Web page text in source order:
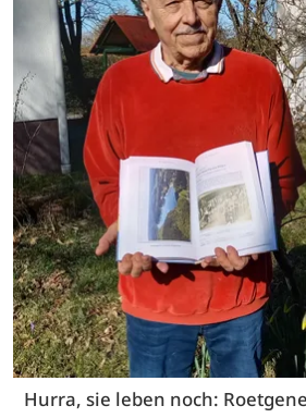
Hurra, sie leben noch: